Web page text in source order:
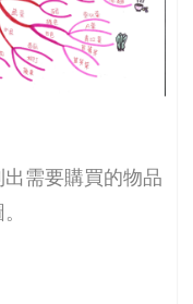
需要購買的物品